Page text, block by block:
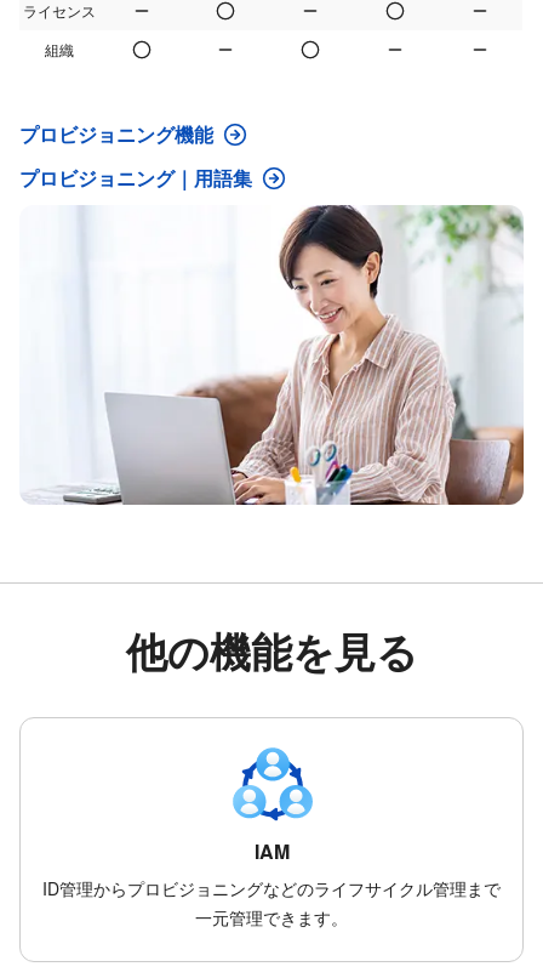
ライセンス
組織
プロビジョニング機能
プロビジョニング｜用語集
他の機能を見る
IAM
ID管理からプロビジョニングなどのライフサイクル管理まで
一元管理できます。